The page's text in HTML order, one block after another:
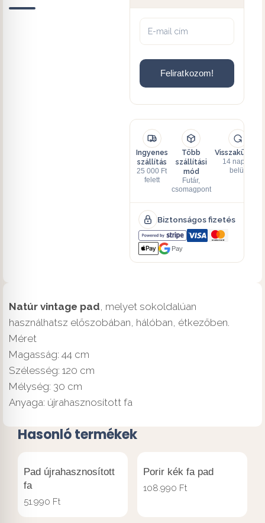
Feliratkozom!
Ingyenes
szállítás
25 000 Ft
felett
Több
szállítási
mód
Futár,
csomagpont
Visszaküldés
14 napon
belül
Biztonságos fizetés
Pay
Natúr vintage pad, melyet sokoldalúan
használhatsz előszobában, hálóban, étkezőben.
Méret
Magasság: 44 cm
Szélesség: 120 cm
Mélység: 30 cm
Anyaga: újrahasznosított fa
Hasonló termékek
Pad újrahasznosított
fa
51.990 Ft
Porir kék fa pad
108.990 Ft